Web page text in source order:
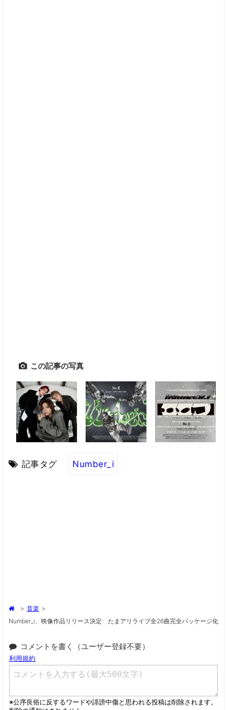
この記事の写真
記事タグ Number_i
> 音楽 >
Number_i、映像作品リリース決定 たまアリライブ全26曲完全パッケージ化
コメントを書く（ユーザー登録不要）